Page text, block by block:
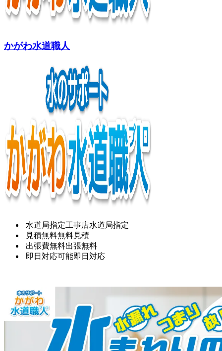
かがわ水道職人
水道局指定工事店水道局指定
見積無料無料見積
出張費無料出張無料
即日対応可能即日対応